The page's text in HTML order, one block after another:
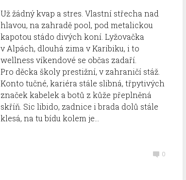
Už žádný kvap a stres. Vlastní střecha nad
hlavou, na zahradě pool, pod metalickou
kapotou stádo divých koní. Lyžovačka
v Alpách, dlouhá zima v Karibiku, i to
wellness víkendové se občas zadaří.
Pro děcka školy prestižní, v zahraničí stáž.
Konto tučné, kariéra stále slibná, třpytivých
značek kabelek a botů z kůže přeplněná
skříň. Sic libido, zadnice i brada dolů stále
klesá, na tu bídu kolem je...
0